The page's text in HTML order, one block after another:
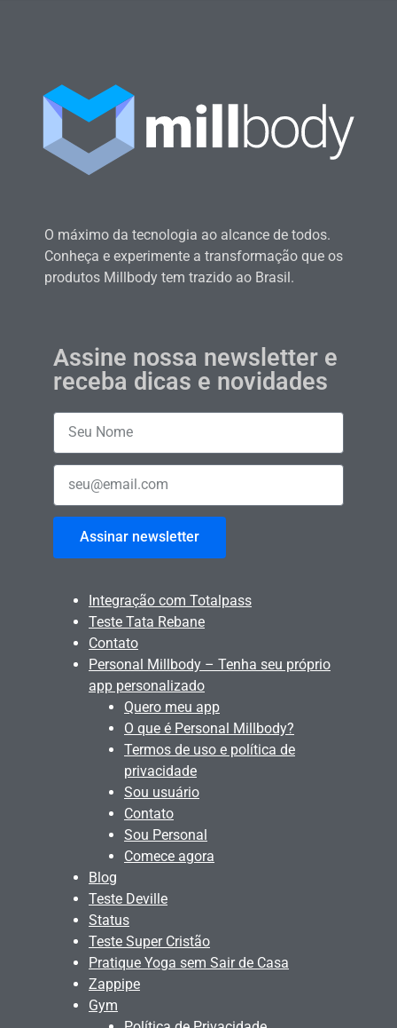
O máximo da tecnologia ao alcance de todos.
Conheça e experimente a transformação que os
produtos Millbody tem trazido ao Brasil.
Assine nossa newsletter e
receba dicas e novidades
Assinar newsletter
Integração com Totalpass
Teste Tata Rebane
Contato
Personal Millbody – Tenha seu próprio
app personalizado
Quero meu app
O que é Personal Millbody?
Termos de uso e política de
privacidade
Sou usuário
Contato
Sou Personal
Comece agora
Blog
Teste Deville
Status
Teste Super Cristão
Pratique Yoga sem Sair de Casa
Zappipe
Gym